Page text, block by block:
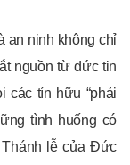
an ninh không chỉ
nguồn từ đức tin
các tín hữu “phải
tình huống có
lễ của Đức